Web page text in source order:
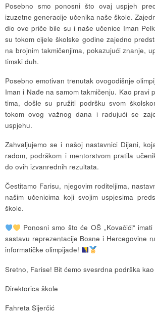
Posebno smo ponosni što ovaj uspjeh
izuzetne generacije učenika naše škole.
dio ove priče bile su i naše učenice Iman
su tokom cijele školske godine zajedno
na brojnim takmičenjima, pokazujući znanje,
timski duh.
Posebno emotivan trenutak ovogodišnje
Iman i Nađe na samom takmičenju. Kao pravi
tima, došle su pružiti podršku svom
tokom ovog važnog dana i radujući se
uspjehu.
Zahvaljujemo se i našoj nastavnici Dijani,
radom, podrškom i mentorstvom pratila
do ovih izvanrednih rezultata.
Čestitamo Farisu, njegovim roditeljima,
našim učenicima koji svojim uspjesima
škole.
Ponosni smo što će OŠ „Kovačići“
sastavu reprezentacije Bosne i Hercegovine
informatičke olimpijade!
Sretno, Farise! Bit ćemo svesrdna podrška
Direktorica škole
Fahreta Sijerčić